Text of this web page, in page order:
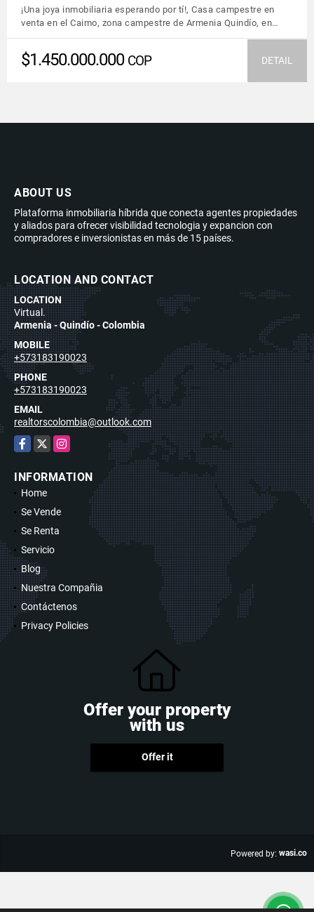
¡Una joya inmobiliaria esperando por tí!, Casa campestre en
venta en el Caimo, zona campestre de Armenia Quindío, en…
$1.450.000.000 COP DETAIL
ABOUT US
Plataforma inmobiliaria híbrida que conecta agentes propiedades
y aliados para ofrecer visibilidad tecnologia y expancion con
compradores e inversionistas en más de 15 países.
LOCATION AND CONTACT
LOCATION
Virtual.
Armenia - Quindío - Colombia
MOBILE
+573183190023
PHONE
+573183190023
EMAIL
realtorscolombia@outlook.com
INFORMATION
Home
Se Vende
Se Renta
Servicio
Blog
Nuestra Compañia
Contáctenos
Offer your property
with us
Offer it
Powered by: wasi.co